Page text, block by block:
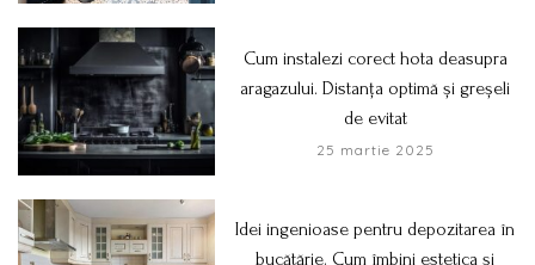
Cum instalezi corect hota deasupra
aragazului. Distanța optimă și greșeli
de evitat
25 martie 2025
Idei ingenioase pentru depozitarea în
bucătărie. Cum îmbini estetica și